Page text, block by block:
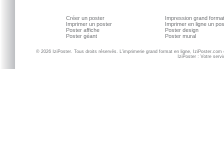
Créer un poster
Imprimer un poster
Poster affiche
Poster géant
Impression grand format
Imprimer en ligne un
Poster design
Poster mural
© 2026 IziPoster. Tous droits réservés. L'imprimerie grand format en ligne,
IziPoster : Votre